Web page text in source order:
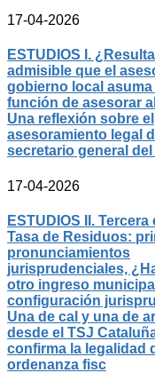
17-04-2026
ESTUDIOS I. ¿Resulta
admisible que el
gobierno local asuma
función de asesorar
Una reflexión sobre el
asesoramiento legal
secretario general
17-04-2026
ESTUDIOS II. Tercera
Tasa de Residuos:
pronunciamientos
jurisprudenciales,
otro ingreso
configuración
Una de cal y una de
desde el TSJ
confirma la legalidad
ordenanza fisc